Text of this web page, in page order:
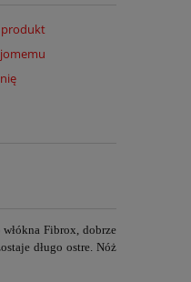
Fibrox, dobrze
długo ostre. Nóż